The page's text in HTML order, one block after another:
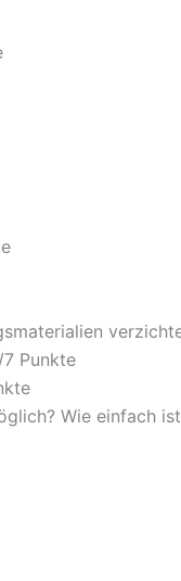
7 Punkte
Wie einfach